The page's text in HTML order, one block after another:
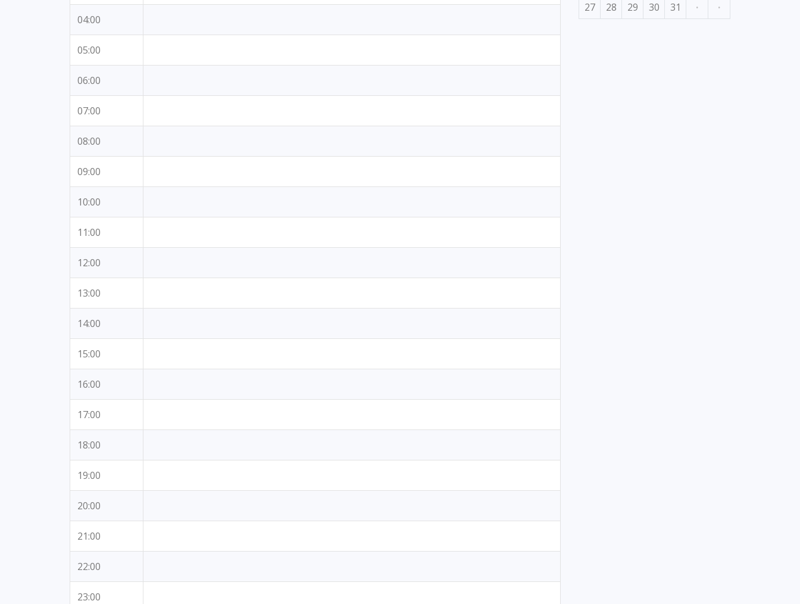
04:00
05:00
06:00
07:00
08:00
09:00
10:00
11:00
12:00
13:00
14:00
15:00
16:00
17:00
18:00
19:00
20:00
21:00
22:00
23:00
27
28 29 30 31 · ·